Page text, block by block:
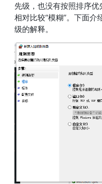
先级，也没有按照排序
相对比较“模糊”。下面
级的解释。